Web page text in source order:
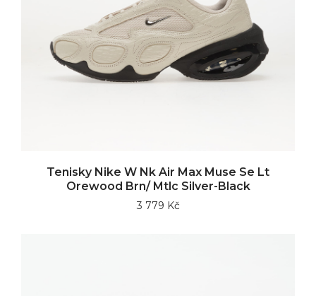
Tenisky Nike W Nk Air Max Muse Se Lt
Orewood Brn/ Mtlc Silver-Black
3 779 Kč